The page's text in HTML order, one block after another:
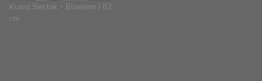
Kunst Siertak – Bloesem | 82
cm